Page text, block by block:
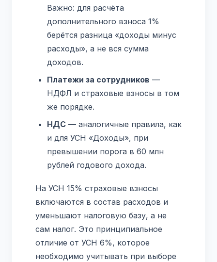
Важно: для расчёта
дополнительного взноса 1%
берётся разница «доходы минус
расходы», а не вся сумма
доходов.
Платежи за сотрудников —
НДФЛ и страховые взносы в том
же порядке.
НДС — аналогичные правила, как
и для УСН «Доходы», при
превышении порога в 60 млн
рублей годового дохода.
На УСН 15% страховые взносы
включаются в состав расходов и
уменьшают налоговую базу, а не
сам налог. Это принципиальное
отличие от УСН 6%, которое
необходимо учитывать при выборе